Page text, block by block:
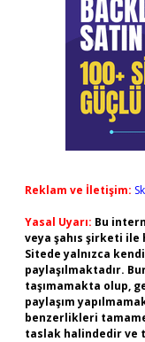
Reklam ve İletişim:
Yasal Uyarı: Bu
veya şahıs şirketi ile
Sitede yalnızca
paylaşılmaktadır.
taşımamakta olup,
paylaşım
benzerlikleri
taslak halindedir ve